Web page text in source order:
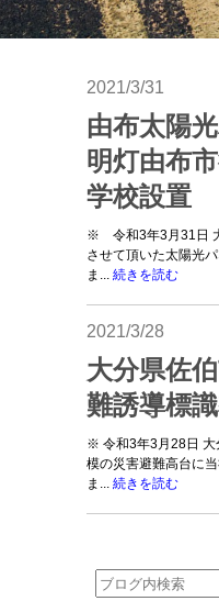
2021/3/31
由布太陽
明灯由布
学校設置
※ 令和3年3月31日
させて頂いた太陽光
ま... 続きを読む
2021/3/28
大分県佐
難誘導標
※ 令和3年3月28日 大
模の災害避難高台に
ま... 続きを読む